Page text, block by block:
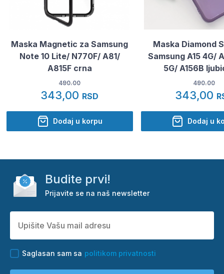
Maska Magnetic za Samsung
Note 10 Lite/ N770F/ A81/
A815F crna
490.00
343,00 RSD
Dodaj u korpu
Maska Diamond
Samsung A15 4G/
5G/ A156B
490.00
343,00
Dodaj u
Budite prvi!
Prijavite se na naš newsletter
Saglasan sam sa politikom privatnosti